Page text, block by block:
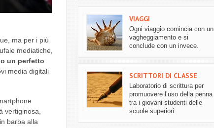
ma per i più
mediatiche,
un perfetto
media digitali
vertiginosa,
barba alla
VIAGGI
Ogni viaggio comincia con un
vagheggiamento e si
conclude con un invece.
SCRITTORI DI CLASSE
Laboratorio di scrittura per
promuovere l’uso della penna
tra i giovani studenti delle
scuole superiori.